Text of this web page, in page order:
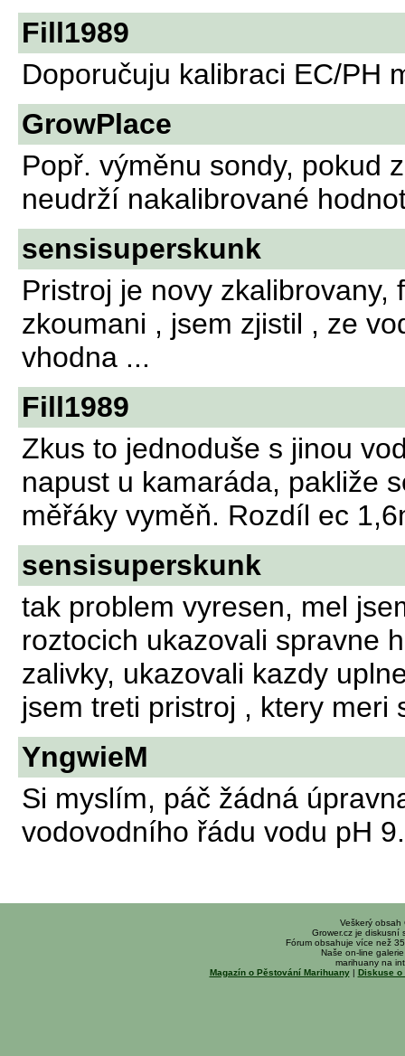
Fill1989
Doporučuju kalibraci EC/PH
GrowPlace
Popř. výměnu sondy, pokud
neudrží nakalibrované
sensisuperskunk
Pristroj je novy
zkoumani , jsem zjistil , ze
vhodna ...
Fill1989
Zkus to jednoduše s jinou
napust u kamaráda, pakliže
měřáky vyměň. Rozdíl ec
sensisuperskunk
tak problem vyresen, mel
roztocich ukazovali spravne
zalivky, ukazovali kazdy
jsem treti pristroj , ktery meri
YngwieM
Si myslím, páč žádná
vodovodního řádu vodu pH
Veškerý obsah
Grower.cz je diskusní
Fórum obsahuje více než
Naše on-line
marihuany na
Magazín o Pěstování Marihuany| Diskuse o